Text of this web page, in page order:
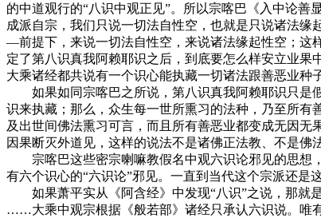
的中道观行的“八识中观正见”。所以宗喀巴《入中论
成派自宗，我们只说一切法自性空，也就是只说诸法
—前提下，来说一切法自性空，来说诸法缘起性空；这
定了第八识真我阿赖耶识之后，到底要怎么样安立业
大乘诸经都共说有一个识心能执藏一切诸法跟善恶业种
如果如同宗喀巴之所说，第八识真我阿赖耶识只是假
识来执藏；那么，众生每一世所熏习的法种，乃至所
及出世间佛法熏习可言，而且所有善恶业都变成无因
因果断灭外道见，这样的说法不是诸佛正法教、不是佛法
宗喀巴这些密宗喇嘛教假名中观六识论邪见的思想，
有六个识心的“六识论”邪见。一直到当代这个宗派还是
如果萧平实从《阿含经》中发现“八识”之说，那就
……大乘中观宗根据《般若部》诸经只承认六识说。唯